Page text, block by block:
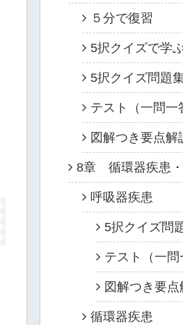
５分で復習
5択クイズで学
5択クイズ問題
テスト（一問一
図解つき要点解
8章 循環器疾患
呼吸器疾患
5択クイズ問
テスト（一問
図解つき要点
循環器疾患